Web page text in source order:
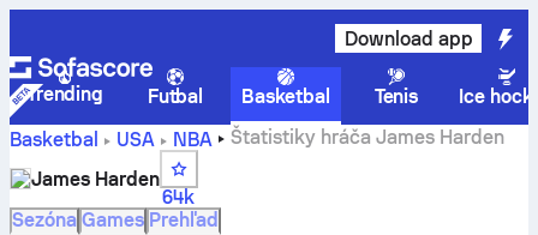
Download app
Trending Futbal Basketbal Tenis
Ice
Basketbal
USA NBA
Štatistiky hráča James Harden
James Harden
64k
Sezóna Games Prehľad